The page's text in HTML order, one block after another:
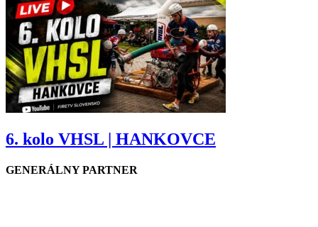
6. kolo VHSL | HANKOVCE
GENERÁLNY PARTNER